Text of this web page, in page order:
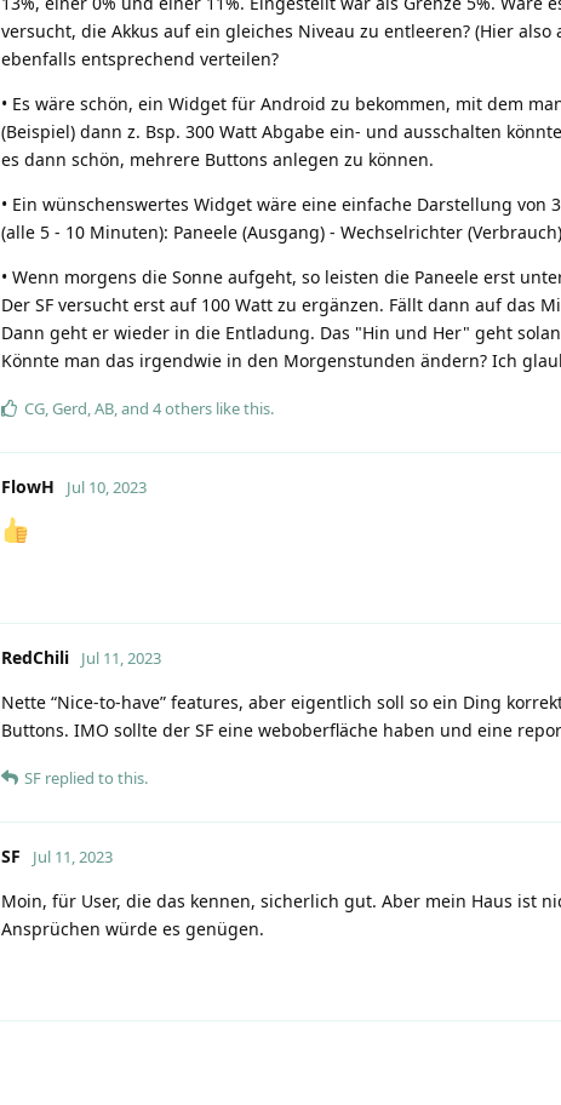
versucht, die Akkus auf ein gleiches Niveau zu entleeren? (Hier
ebenfalls entsprechend verteilen?
• Es wäre schön, ein Widget für Android zu bekommen, mit dem
(Beispiel) dann z. Bsp. 300 Watt Abgabe ein- und ausschalten
es dann schön, mehrere Buttons anlegen zu können.
• Ein wünschenswertes Widget wäre eine einfache Darstellung
(alle 5 - 10 Minuten): Paneele (Ausgang) - Wechselrichter
• Wenn morgens die Sonne aufgeht, so leisten die Paneele erst
Der SF versucht erst auf 100 Watt zu ergänzen. Fällt dann auf das
Dann geht er wieder in die Entladung. Das "Hin und Her" geht
Könnte man das irgendwie in den Morgenstunden ändern? Ich
CG,Gerd,AB, and 4others like this.
FlowH Jul 10, 2023
RedChili Jul 11, 2023
Nette “Nice-to-have” features, aber eigentlich soll so ein Ding
Buttons. IMO sollte der SF eine weboberfläche haben und eine
SF replied to this.
SF Jul 11, 2023
Moin, für User, die das kennen, sicherlich gut. Aber mein Haus ist
Ansprüchen würde es genügen.